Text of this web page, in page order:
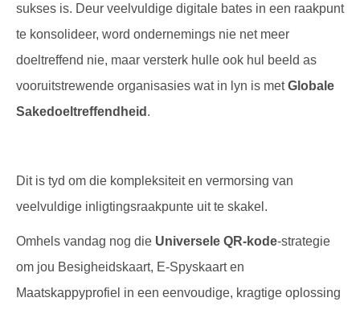
sukses is. Deur veelvuldige digitale bates in een raakpunt
te konsolideer, word ondernemings nie net meer
doeltreffend nie, maar versterk hulle ook hul beeld as
vooruitstrewende organisasies wat in lyn is metGlobale
Sakedoeltreffendheid .
Dit is tyd om die kompleksiteit en vermorsing van
veelvuldige inligtingsraakpunte uit te skakel.
Omhels vandag nog die Universele QR-kode-strategie
om jou Besigheidskaart, E-Spyskaart en
Maatskappyprofiel in een eenvoudige, kragtige oplossing